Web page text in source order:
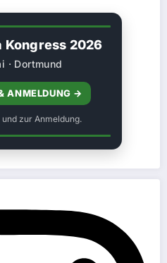
Kongress 2026
· Dortmund
ANMELDUNG →
zur Anmeldung.